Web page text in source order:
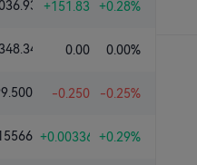
Average
+151.83 +0.28%
Index
0.00 0.00%
-0.250 -0.25%
+0.00336 +0.29%